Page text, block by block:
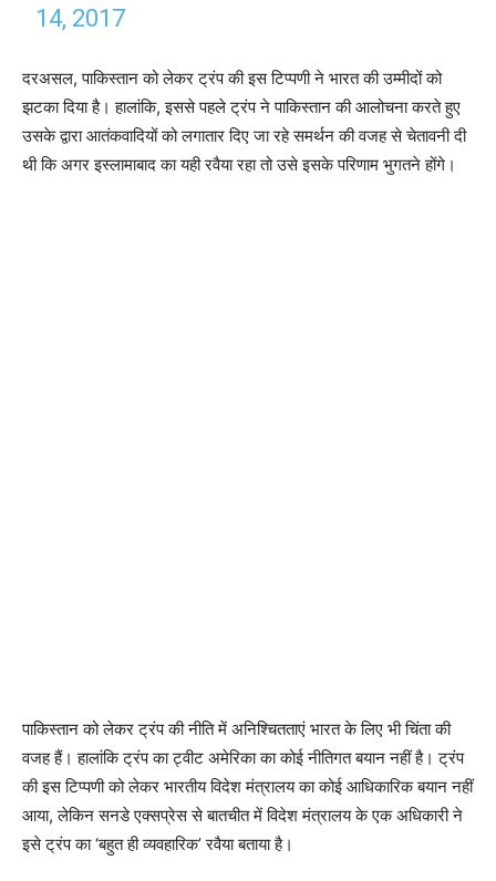
14, 2017
दरअसल, पाकिस्तान को लेकर ट्रंप की इस टिप्पणी ने भारत की उम्मीदों को
झटका दिया है। हालांकि, इससे पहले ट्रंप ने पाकिस्तान की आलोचना करते हुए
उसके द्वारा आतंकवादियों को लगातार दिए जा रहे समर्थन की वजह से चेतावनी दी
थी कि अगर इस्लामाबाद का यही रवैया रहा तो उसे इसके परिणाम भुगतने होंगे।
पाकिस्तान को लेकर ट्रंप की नीति में अनिश्चितताएं भारत के लिए भी चिंता की
वजह हैं। हालांकि ट्रंप का ट्वीट अमेरिका का कोई नीतिगत बयान नहीं है। ट्रंप
की इस टिप्पणी को लेकर भारतीय विदेश मंत्रालय का कोई आधिकारिक बयान नहीं
आया, लेकिन सनडे एक्सप्रेस से बातचीत में विदेश मंत्रालय के एक अधिकारी ने
इसे ट्रंप का ‘बहुत ही व्यवहारिक’ रवैया बताया है।